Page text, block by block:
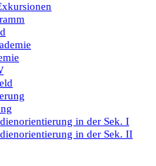
in der Sek. I
in der Sek. II